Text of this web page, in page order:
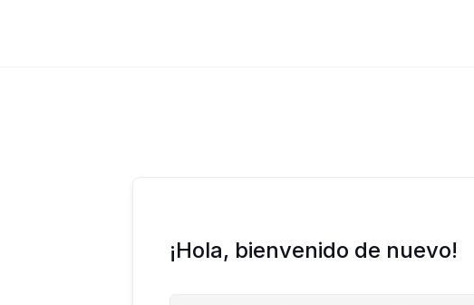
¡Hola, bienvenido de nuevo!